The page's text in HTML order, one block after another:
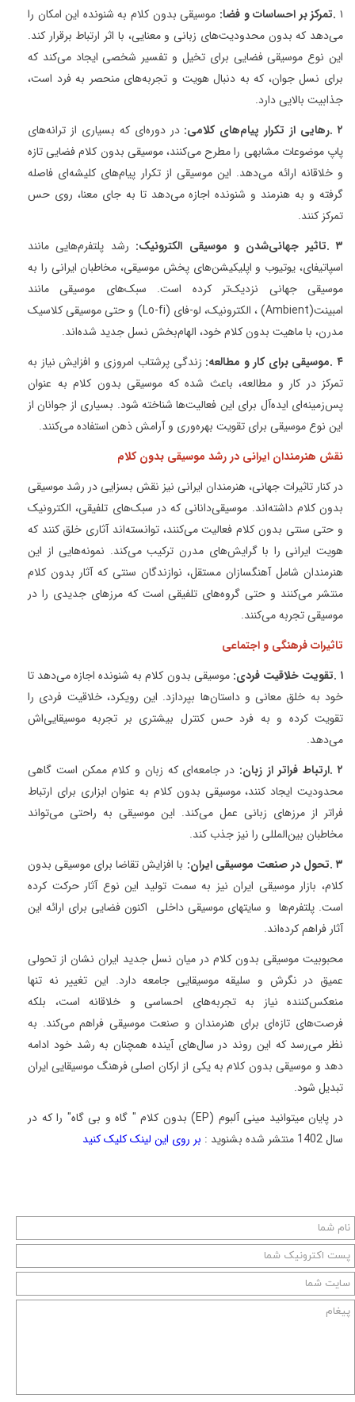
۱.تمرکز بر احساسات و فضا: موسیقی بدون کلام به شنونده این امکان را
می‌دهد که بدون محدودیت‌های زبانی و معنایی، با اثر ارتباط برقرار کند.
این نوع موسیقی فضایی برای تخیل و تفسیر شخصی ایجاد می‌کند که
برای نسل جوان، که به دنبال هویت و تجربه‌های منحصر به فرد است،
جذابیت بالایی دارد.
۲.رهایی از تکرار پیام‌های کلامی: در دوره‌ای که بسیاری از ترانه‌های
پاپ موضوعات مشابهی را مطرح می‌کنند، موسیقی بدون کلام فضایی تازه
و خلاقانه ارائه می‌دهد. این موسیقی از تکرار پیام‌های کلیشه‌ای فاصله
گرفته و به هنرمند و شنونده اجازه می‌دهد تا به جای معنا، روی حس
تمرکز کنند.
۳ .تاثیر جهانی‌شدن و موسیقی الکترونیک: رشد پلتفرم‌هایی مانند
اسپاتیفای، یوتیوب و اپلیکیشن‌های پخش موسیقی، مخاطبان ایرانی را به
موسیقی جهانی نزدیک‌تر کرده است. سبک‌های موسیقی مانند
امبینت(Ambient)، الکترونیک، لو-فای (Lo-fi) و حتی موسیقی کلاسیک
مدرن، با ماهیت بدون کلام خود، الهام‌بخش نسل جدید شده‌اند.
۴.موسیقی برای کار و مطالعه: زندگی پرشتاب امروزی و افزایش نیاز به
تمرکز در کار و مطالعه، باعث شده که موسیقی بدون کلام به عنوان
پس‌زمینه‌ای ایده‌آل برای این فعالیت‌ها شناخته شود. بسیاری از جوانان از
این نوع موسیقی برای تقویت بهره‌وری و آرامش ذهن استفاده می‌کنند.
نقش هنرمندان ایرانی در رشد موسیقی بدون کلام
در کنار تاثیرات جهانی، هنرمندان ایرانی نیز نقش بسزایی در رشد موسیقی
بدون کلام داشته‌اند. موسیقی‌دانانی که در سبک‌های تلفیقی، الکترونیک
و حتی سنتی بدون کلام فعالیت می‌کنند، توانسته‌اند آثاری خلق کنند که
هویت ایرانی را با گرایش‌های مدرن ترکیب می‌کند. نمونه‌هایی از این
هنرمندان شامل آهنگسازان مستقل، نوازندگان سنتی که آثار بدون کلام
منتشر می‌کنند و حتی گروه‌های تلفیقی است که مرزهای جدیدی را در
موسیقی تجربه می‌کنند.
تاثیرات فرهنگی و اجتماعی
۱ .تقویت خلاقیت فردی: موسیقی بدون کلام به شنونده اجازه می‌دهد تا
خود به خلق معانی و داستان‌ها بپردازد. این رویکرد، خلاقیت فردی را
تقویت کرده و به فرد حس کنترل بیشتری بر تجربه موسیقایی‌اش
می‌دهد.
۲.ارتباط فراتر از زبان: در جامعه‌ای که زبان و کلام ممکن است گاهی
محدودیت ایجاد کنند، موسیقی بدون کلام به عنوان ابزاری برای ارتباط
فراتر از مرزهای زبانی عمل می‌کند. این موسیقی به راحتی می‌تواند
مخاطبان بین‌المللی را نیز جذب کند.
۳.تحول در صنعت موسیقی ایران: با افزایش تقاضا برای موسیقی بدون
کلام، بازار موسیقی ایران نیز به سمت تولید این نوع آثار حرکت کرده
است. پلتفرم‌ها و سایتهای موسیقی داخلی اکنون فضایی برای ارائه این
آثار فراهم کرده‌اند.
محبوبیت موسیقی بدون کلام در میان نسل جدید ایران نشان از تحولی
عمیق در نگرش و سلیقه موسیقایی جامعه دارد. این تغییر نه تنها
منعکس‌کننده نیاز به تجربه‌های احساسی و خلاقانه است، بلکه
فرصت‌های تازه‌ای برای هنرمندان و صنعت موسیقی فراهم می‌کند. به
نظر می‌رسد که این روند در سال‌های آینده همچنان به رشد خود ادامه
دهد و موسیقی بدون کلام به یکی از ارکان اصلی فرهنگ موسیقایی ایران
تبدیل شود.
در پایان میتوانید مینی آلبوم (EP) بدون کلام " گاه و بی گاه" را که در
سال 1402 منتشر شده بشنوید :
بر روی این لینک کلیک کنید